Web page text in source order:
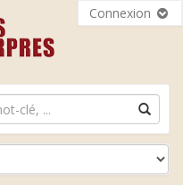
Connexion